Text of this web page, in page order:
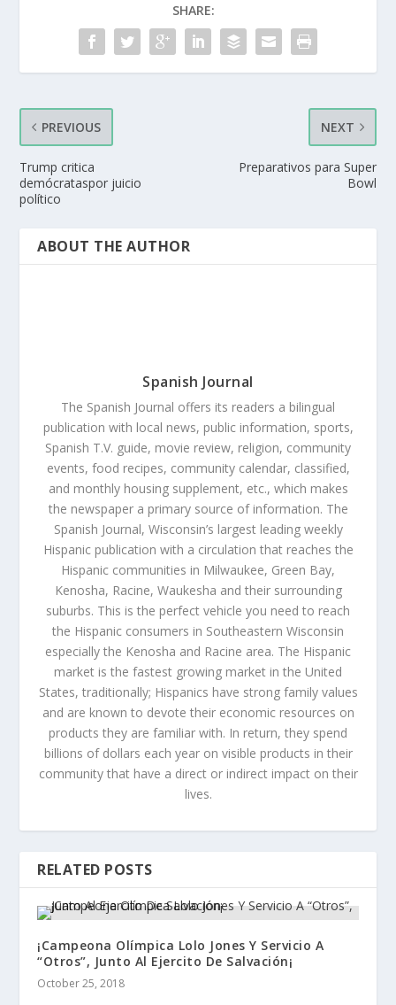
SHARE:
PREVIOUS
Trump critica
demócrataspor juicio
político
NEXT
Preparativos para Super
Bowl
ABOUT THE AUTHOR
Spanish Journal
The Spanish Journal offers its readers a bilingual
publication with local news, public information, sports,
Spanish T.V. guide, movie review, religion, community
events, food recipes, community calendar, classified,
and monthly housing supplement, etc., which makes
the newspaper a primary source of information. The
Spanish Journal, Wisconsin’s largest leading weekly
Hispanic publication with a circulation that reaches the
Hispanic communities in Milwaukee, Green Bay,
Kenosha, Racine, Waukesha and their surrounding
suburbs. This is the perfect vehicle you need to reach
the Hispanic consumers in Southeastern Wisconsin
especially the Kenosha and Racine area. The Hispanic
market is the fastest growing market in the United
States, traditionally; Hispanics have strong family values
and are known to devote their economic resources on
products they are familiar with. In return, they spend
billions of dollars each year on visible products in their
community that have a direct or indirect impact on their
lives.
RELATED POSTS
¡Campeona Olímpica Lolo Jones Y Servicio A
“Otros”, Junto Al Ejercito De Salvación¡
October 25, 2018